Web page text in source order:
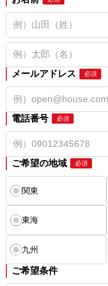
メールアドレス 必須
電話番号 必須
ご希望の地域 必須
関東
東海
九州
ご希望条件